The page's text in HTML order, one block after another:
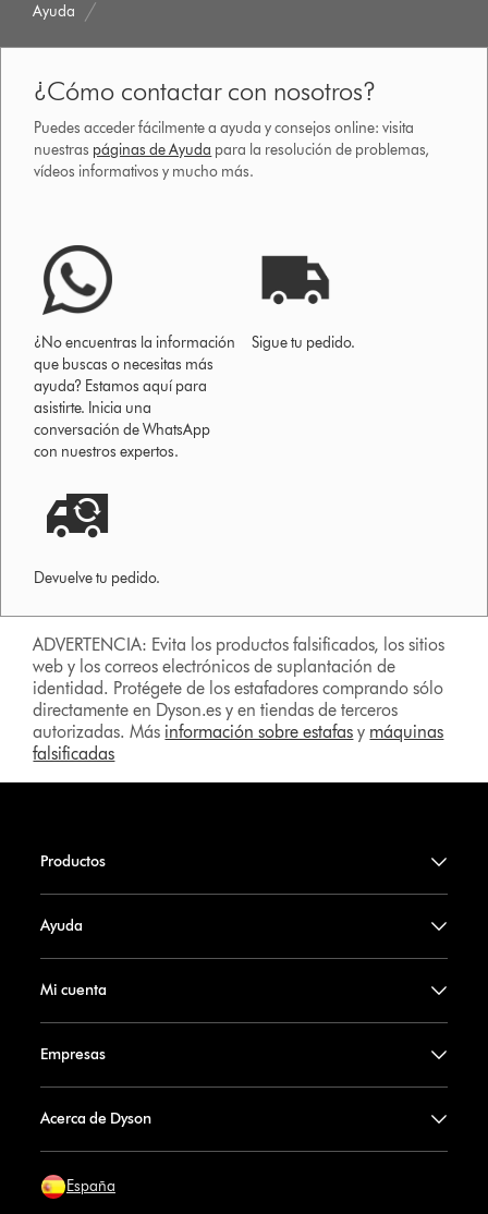
Ayuda
¿Cómo contactar con nosotros?
Puedes acceder fácilmente a ayuda y consejos online: visita
nuestras páginas de Ayuda para la resolución de problemas,
vídeos informativos y mucho más.
¿No encuentras la información
que buscas o necesitas más
ayuda? Estamos aquí para
asistirte. Inicia una
conversación de WhatsApp
con nuestros expertos.
Sigue tu pedido.
Devuelve tu pedido.
ADVERTENCIA: Evita los productos falsificados, los sitios
web y los correos electrónicos de suplantación de
identidad. Protégete de los estafadores comprando sólo
directamente en Dyson.es y en tiendas de terceros
autorizadas. Más información sobre estafas y máquinas
falsificadas
Productos
Ayuda
Mi cuenta
Empresas
Acerca de Dyson
España